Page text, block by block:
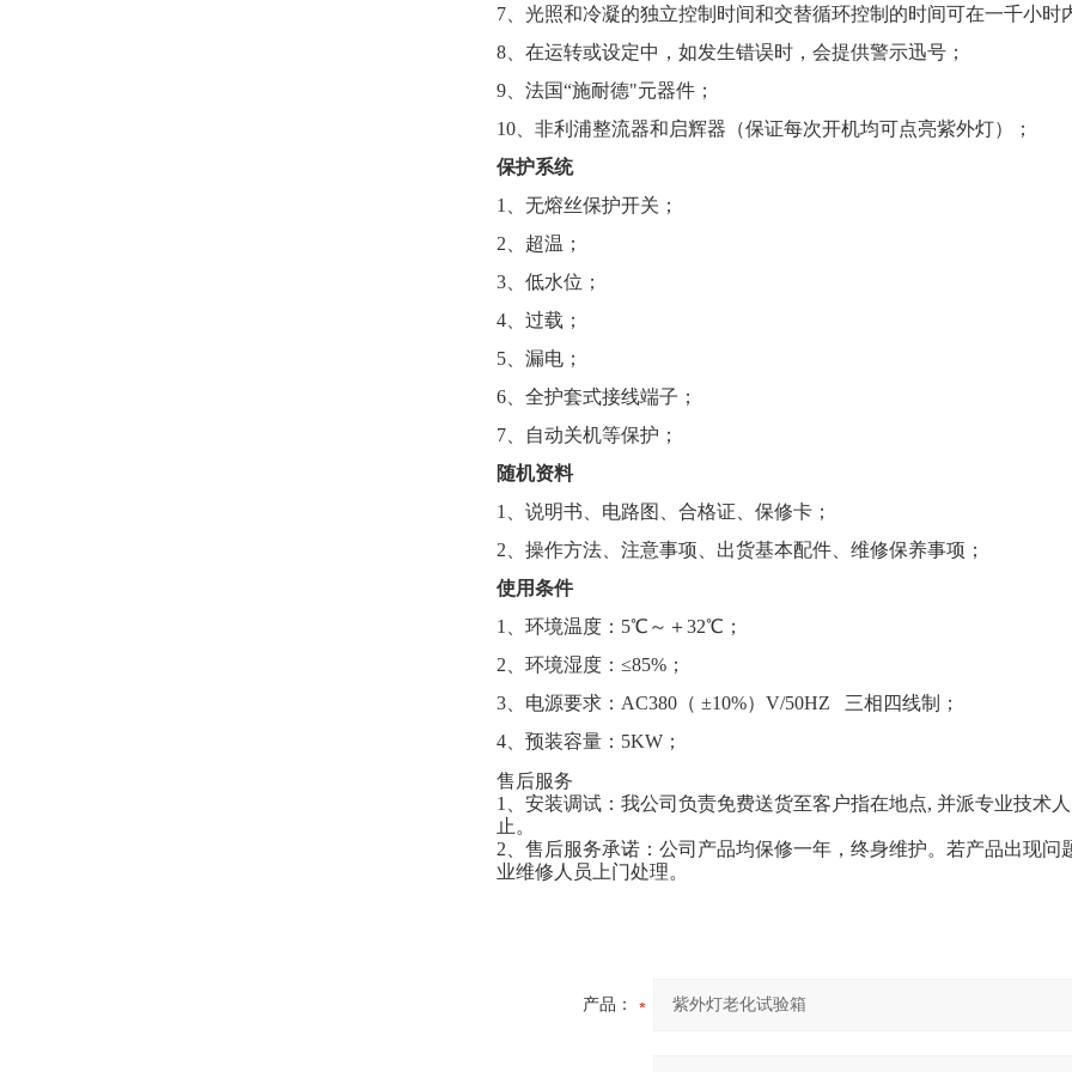
7
光照和冷凝的独立控制时间和交替循环控制的时间可在一千小时
8
在运转或设定中，如发生错误时，会提供警示迅号；
9
法国“施耐德"元器件；
10
非利浦整流器和启辉器（保证每次开机均可点亮紫外灯）；
保护系统
1
无熔丝保护开关；
2
超温；
3
低水位；
4
过载；
5
漏电；
6
全护套式接线端子；
7
自动关机等保护；
随机资料
1
说明书、电路图、合格证、保修卡；
2
操作方法、注意事项、出货基本配件、维修保养事项；
使用条件
1、 环境温度：5℃～＋32℃；
2、 环境湿度：≤85%；
3、 电源要求：AC380（ ±10%）V/50HZ 三相四线制；
4、 预装容量：5KW；
售后服务
1、安装调试：我公司负责免费送货至客户指在地点, 并派专业技术
止。
2、售后服务承诺：公司产品均保修一年，终身维护。若产品出现
业维修人员上门处理。
产品：